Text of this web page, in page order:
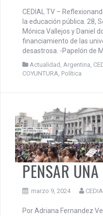
CEDIAL TV –
la educación pública. 28,
Mónica Vallejos y Daniel
financiamiento de las
desastrosa. -Papelón de
Actualidad Argentina
COYUNTURA Política
PENSAR
marzo 9, 2024
Por Adriana Fernandez